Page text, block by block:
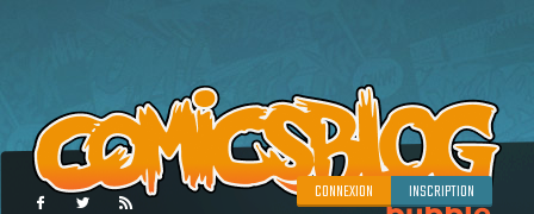
CONNEXION INSCRIPTION